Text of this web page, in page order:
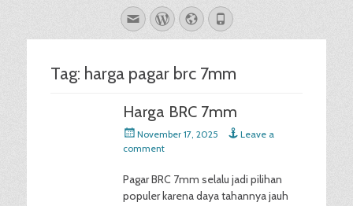
EmailWordPress
WebsitePhone
Tag: harga pagar brc 7mm
Harga BRC 7mm
Posted
on
November 17, 2025
Leave a
comment
Pagar BRC 7mm selalu jadi pilihan
populer karena daya tahannya jauh